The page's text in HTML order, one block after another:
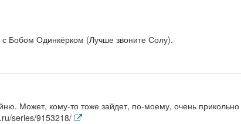
с Бобом Одинкёрком (Лучше звоните Солу).
Может, кому-то тоже зайдет, по-моему, очень
series/9153218/